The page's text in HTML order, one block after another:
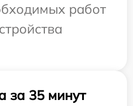
работ
за 35 минут